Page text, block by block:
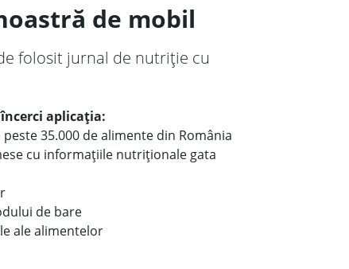
de mobil
folosit jurnal de nutriție cu
aplicația:
35.000 de alimente din România
cu informațiile nutriționale gata
de bare
ale alimentelor